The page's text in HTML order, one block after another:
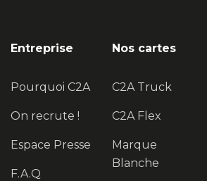
Entreprise
Pourquoi C2A
On recrute !
Espace Presse
F.A.Q
Nos cartes
C2A Truck
C2A Flex
Marque
Blanche